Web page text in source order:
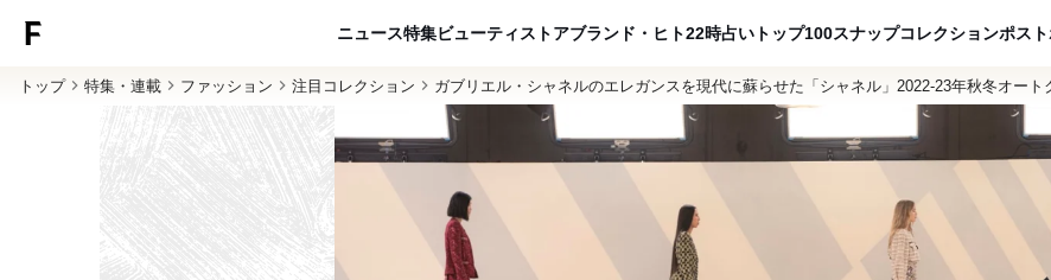
ニュース特集ビューティ ストアブランド・ヒト22時占い トップ100スナップコレクションポスト
トップ 特集・連載 ファッション 注目コレクション ガブリエル・シャネルのエレガンスを現代に蘇らせた「シャネル」2022-23年秋冬オート